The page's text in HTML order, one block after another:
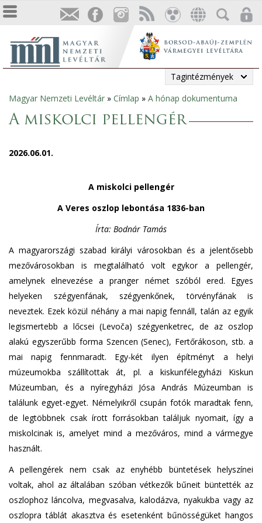
Tagintézmények
Jelenlegi
hely
Magyar Nemzeti Levéltár » Címlap » A hónap dokumentuma
A miskolci pellengér
2026.06.01.
A miskolci pellengér
A Veres oszlop lebontása 1836-ban
Írta: Bodnár Tamás
A magyarországi szabad királyi városokban és a jelentősebb
mezővárosokban is megtalálható volt egykor a pellengér,
amelynek elnevezése a pranger német szóból ered. Egyes
helyeken szégyenfának, szégyenkőnek, törvényfának is
neveztek. Ezek közül néhány a mai napig fennáll, talán az egyik
legismertebb a lőcsei (Levoča) szégyenketrec, de az oszlop
alakú egyszerűbb forma Szencen (Senec), Fertőrákoson, stb. a
mai napig fennmaradt. Egy-két ilyen építményt a helyi
múzeumokba szállítottak át, pl. a kiskunfélegyházi Kiskun
Múzeumban, és a nyíregyházi Jósa András Múzeumban is
találunk egyet-egyet. Némelyikről csupán fotók maradtak fenn,
de legtöbbnek csak írott forrásokban találjuk nyomait, így a
miskolcinak is, amelyet mind a mezőváros, mind a vármegye
használt.
A pellengérek nem csak az enyhébb büntetések helyszínei
voltak, ahol az általában szóban vétkezők bűneit büntették az
oszlophoz láncolva, megvasalva, kalodázva, nyakukba vagy az
oszlopra táblát akasztva és esetenként bűnösségüket hangos